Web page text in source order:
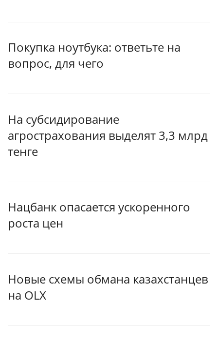
Покупка ноутбука: ответьте на
вопрос, для чего
На субсидирование
агрострахования выделят 3,3 млрд
тенге
Нацбанк опасается ускоренного
роста цен
Новые схемы обмана казахстанцев
на OLX